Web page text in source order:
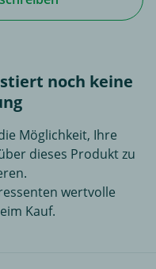
noch keine
Möglichkeit, Ihre
dieses Produkt zu
wertvolle
Kauf.